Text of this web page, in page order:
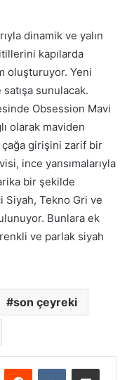
dinamik ve yalın
kapılarda
oluşturuyor. Yeni
sunulacak.
Obsession Mavi
olarak maviden
girişini zarif bir
ince yansımalarıyla
bir şekilde
Siyah, Tekno Gri ve
Bunlara ek
ve parlak siyah
son çeyreki
Reddit VKontakteE-Posta ile paylaş